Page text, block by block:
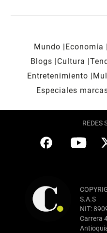
Mundo Economía
Blogs
Cultura
Entretenimiento
Especiales
REDES
S.A.S
NIT:
Carrera